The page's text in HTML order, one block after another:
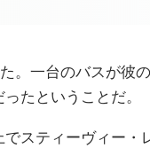
。一台のバスが彼
たということだ。
スティーヴィー